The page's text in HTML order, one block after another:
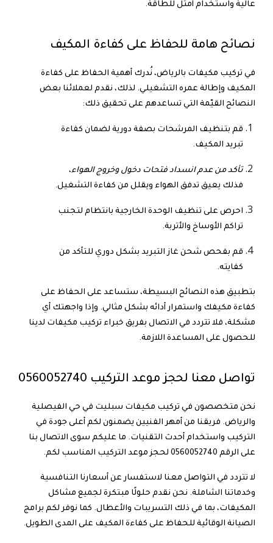
عالية واستخدام أمثل للطاقة.
نصائح هامة للحفاظ على كفاءة المكيف
في تركيب مكيفات بالرياض، نُدرك أهمية الحفاظ على كفاءة
المكيف وإطالة عمره التشغيلي. لذلك، نقدم لعملائنا بعض
النصائح القيّمة التي تساعدهم على تحقيق ذلك:
قم بتنظيف المرشحات بصفة دورية لضمان كفاءة
تبريد المكيف.
تأكد من عدم انسداد فتحات دخول وخروج الهواء،
فذلك يعيق تدفق الهواء ويقلل من كفاءة التشغيل.
احرص على تنظيف الوحدة الخارجية بانتظام لتجنب
تراكم الأوساخ والأتربة.
قم بفحص شحن غاز التبريد بشكل دوري للتأكد من
كفايته.
بتطبيق هذه النصائح البسيطة، ستساعد على الحفاظ على
كفاءة مكيفك واستمرار أدائه بشكل مثالي. وإذا واجهتك أي
مشكلة، فلا تتردد في الاتصال بفريق خبراء تركيب مكيفات لدينا
للحصول على المساعدة اللازمة.
تواصل معنا لحجز موعد التركيب 0560052740
نحن متخصصون في تركيب مكيفات سبليت في حي الفيصلية
والرياض. فريقنا من أمهر الفنيين يضمنون لكم أعلى جودة في
التركيب واستخدام أحدث التقنيات. ما عليكم سوى الاتصال بنا
على الرقم 0560052740 لحجز موعد التركيب المناسب لكم.
لا تتردد في التواصل معنا لاستفسار عن أسعارنا التنافسية
وخدماتنا الشاملة. نحن نقدم حلولًا مبتكرة لجميع مشاكل
المكيفات، بما في ذلك التسريبات والأعطال. كما نوفر لكم برامج
الصيانة الوقائية للحفاظ على كفاءة المكيف على المدى الطويل.